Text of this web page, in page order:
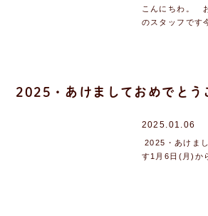
こんにちわ。
のスタッフです
たい。】とい
ての患者さん
れ 安井が担当
2025・あけましておめでとう
2025.01.06
2025・あけま
す1月6日(月)か
助けができる
ていきたいと